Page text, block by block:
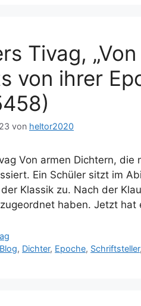
Tivag,
von ihrer
von heltor2020
Von armen Dichtern, die
Ein Schüler sitzt im
Klassik zu. Nach der
haben. Jetzt hat
Blog, Dichter, Epoche, Schriftsteller